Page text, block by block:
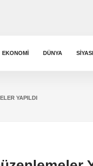
EKONOMI DÜNYA
YAPILDI